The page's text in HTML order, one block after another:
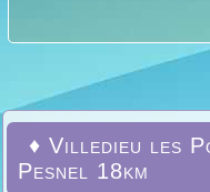
♦ Villedieu les
Pesnel 18km